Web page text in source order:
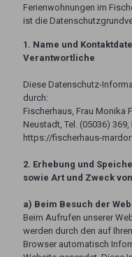
Ferienwohnungen im
ist die
1. Name und
Verantwortliche
Diese Datenschutz-
durch:
Fischerhaus, Frau Monika
Neustadt, Tel. (05036)
https://fischerhaus-
2. Erhebung und
sowie Art und Zweck
a) Beim Besuch der
Beim Aufrufen unserer
werden durch den auf
Browser automatisch